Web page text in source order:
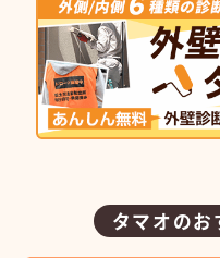
タマオの